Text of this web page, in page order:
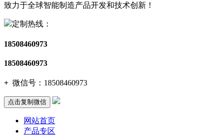
致力于全球智能制造产品开发和技术创新！
定制热线：
18508460973
18508460973
+ 微信号： 18508460973
点击复制微信
网站首页
产品专区